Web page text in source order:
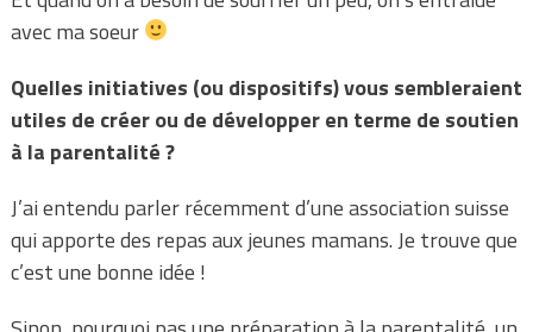
avec ma soeur
Quelles initiatives (ou dispositifs) vous sembleraient
utiles de créer ou de développer en terme de soutien
à la parentalité ?
J’ai entendu parler récemment d’une association suisse
qui apporte des repas aux jeunes mamans. Je trouve que
c’est une bonne idée !